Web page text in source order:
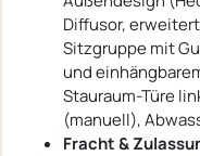
Diffusor,
Sitzgruppe mit
und
Stauraum-Türe
(manuell),
Fracht &